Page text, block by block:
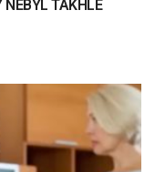
NEBYL TAKHLE